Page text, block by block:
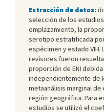
Extracción de datos:
selección de los
emplazamiento, la
serotipo estratificada
espécimen y estado
revisores fueron
proporción de ENI
independientemente de
metaanálisis marginal
región geográfica. Para
estudios se utilizó el